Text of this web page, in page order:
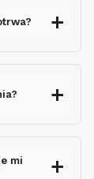
mi